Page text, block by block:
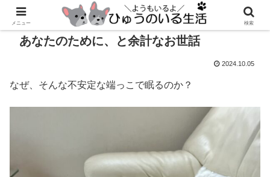
あなたのために、と余計なお世話
2024.10.05
なぜ、そんな不安定な端っこで眠るのか？
メニュー 検索